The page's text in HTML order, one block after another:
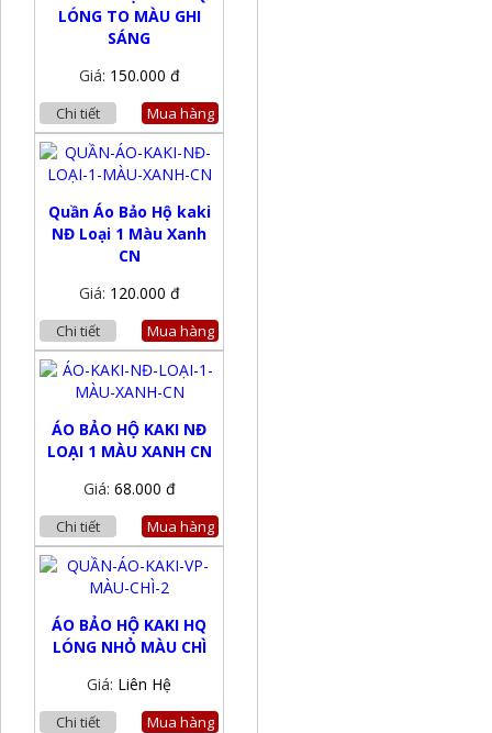
LÓNG TO MÀU GHI
SÁNG
Giá: 150.000 đ
Chi tiết Mua hàng
Quần Áo Bảo Hộ kaki
NĐ Loại 1 Màu Xanh
CN
Giá: 120.000 đ
Chi tiết Mua hàng
ÁO BẢO HỘ KAKI NĐ
LOẠI 1 MÀU XANH CN
Giá: 68.000 đ
Chi tiết Mua hàng
ÁO BẢO HỘ KAKI HQ
LÓNG NHỎ MÀU CHÌ
Giá: Liên Hệ
Chi tiết Mua hàng